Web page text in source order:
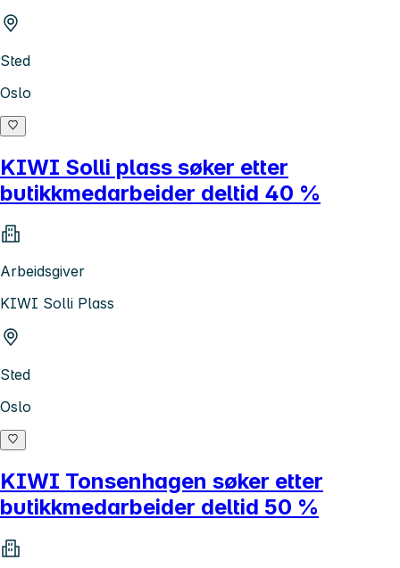
Sted
Oslo
KIWI Solli plass søker etter
butikkmedarbeider deltid 40 %
Arbeidsgiver
KIWI Solli Plass
Sted
Oslo
KIWI Tonsenhagen søker etter
butikkmedarbeider deltid 50 %